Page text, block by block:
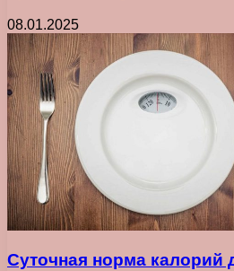
08.01.2025
Суточная норма калорий